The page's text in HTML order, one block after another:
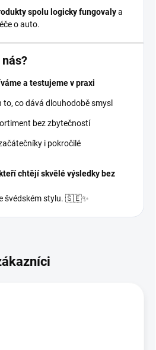
spolu logicky fungovalya
o auto.
a testujeme v praxi
to, co dává dlouhodobě smysl
bez zbytečností
i pokročilé
chtějí skvělé výsledky bez
švédském stylu. 🇸🇪✨